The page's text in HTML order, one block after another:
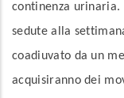
continenza
sedute alla
coadiuvato da un
acquisiranno dei